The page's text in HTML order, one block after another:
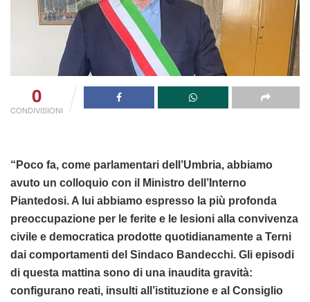
0
CONDIVISIONI
“Poco fa, come parlamentari dell’Umbria, abbiamo
avuto un colloquio con il Ministro dell’Interno
Piantedosi. A lui abbiamo espresso la più profonda
preoccupazione per le ferite e le lesioni alla convivenza
civile e democratica prodotte quotidianamente a Terni
dai comportamenti del Sindaco Bandecchi. Gli episodi
di questa mattina sono di una inaudita gravità:
configurano reati, insulti all’istituzione e al Consiglio